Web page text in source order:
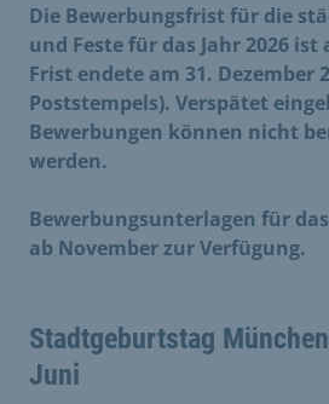
Die Bewerbungsfrist für die
und Feste für das Jahr 2026 ist
Frist endete am 31. Dezember
Poststempels). Verspätet
Bewerbungen können nicht
werden.
Bewerbungsunterlagen für das
ab November zur Verfügung.
Stadtgeburtstag
Juni